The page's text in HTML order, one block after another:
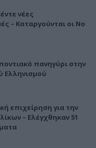
νέες
– Καταργούνται οι Νο
πανηγύρι στην
Ελληνισμού
επιχείρηση για την
– Ελέγχθηκαν 51